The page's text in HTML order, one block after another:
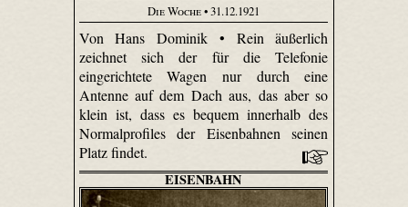
Die Woche• 31.12.1921
Von Hans Dominik • Rein äußerlich
zeichnet sich der für die Telefonie
eingerichtete Wagen nur durch eine
Antenne auf dem Dach aus, das aber so
klein ist, dass es bequem innerhalb des
Normalprofiles der Eisenbahnen seinen
Platz findet.
EISENBAHN